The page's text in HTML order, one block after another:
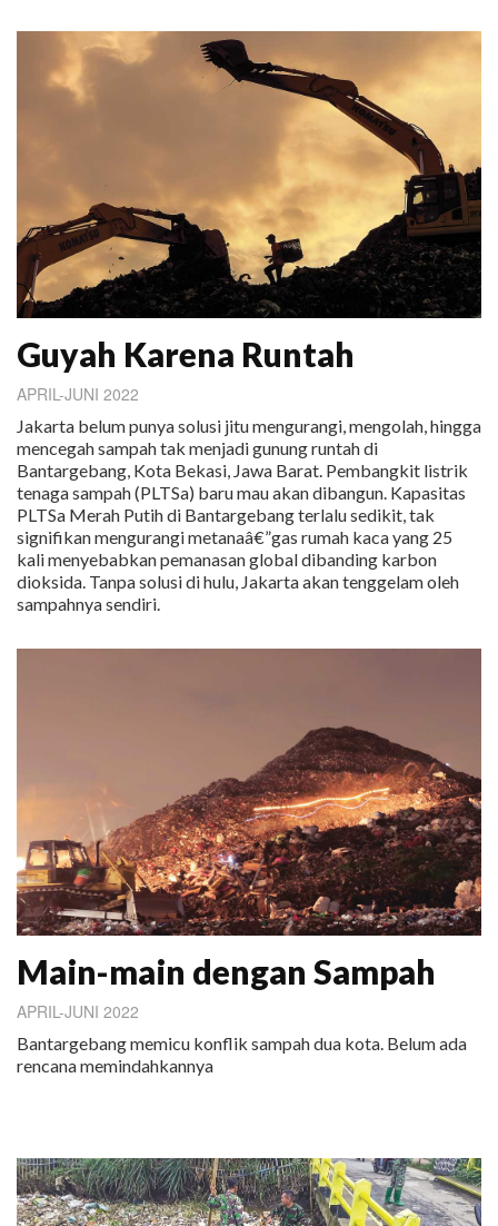
Guyah Karena Runtah
APRIL-JUNI 2022
Jakarta belum punya solusi jitu mengurangi, mengolah, hingga
mencegah sampah tak menjadi gunung runtah di
Bantargebang, Kota Bekasi, Jawa Barat. Pembangkit listrik
tenaga sampah (PLTSa) baru mau akan dibangun. Kapasitas
PLTSa Merah Putih di Bantargebang terlalu sedikit, tak
signifikan mengurangi metanaâ€”gas rumah kaca yang 25
kali menyebabkan pemanasan global dibanding karbon
dioksida. Tanpa solusi di hulu, Jakarta akan tenggelam oleh
sampahnya sendiri.
Main-main dengan Sampah
APRIL-JUNI 2022
Bantargebang memicu konflik sampah dua kota. Belum ada
rencana memindahkannya